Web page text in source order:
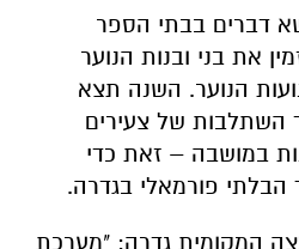
דברים בבתי הספר
את בני ובנות הנוער
הנוער. השנה תצא
השתלבות של צעירים
במושבה – זאת כדי
פורמאלי בגדרה.
המקומית גדרה: "מערכת